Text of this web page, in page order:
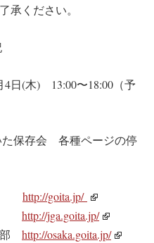
承ください。
日(木) 13:00〜18:00（予
会 各種ページの停
) http://goita.jp/
http://jga.goita.jp/
部 http://osaka.goita.jp/